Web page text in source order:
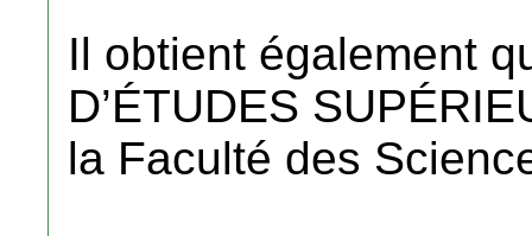
Il obtient également
D’ÉTUDES
la Faculté des